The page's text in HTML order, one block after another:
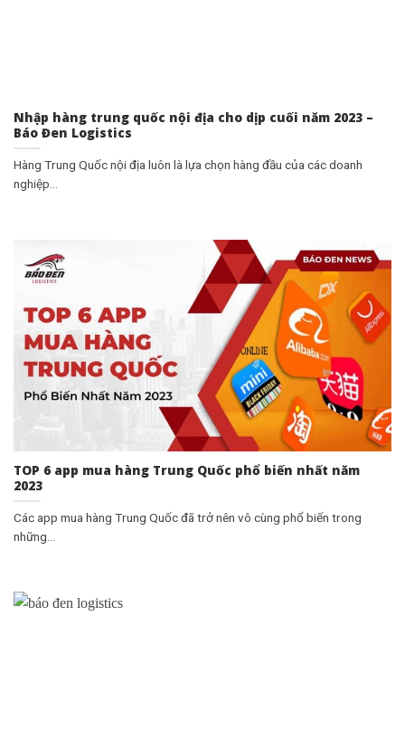
Nhập hàng trung quốc nội địa cho dịp cuối năm 2023 –
Báo Đen Logistics
Hàng Trung Quốc nội địa luôn là lựa chọn hàng đầu của các doanh
nghiệp...
TOP 6 app mua hàng Trung Quốc phổ biến nhất năm
2023
Các app mua hàng Trung Quốc đã trở nên vô cùng phổ biến trong
những...